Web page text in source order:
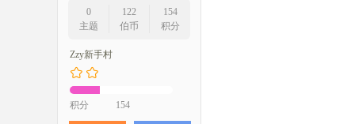
0
主题
122
伯币
154
积分
Zzy新手村
积分 154